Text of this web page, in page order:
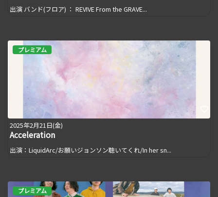
出演 バンド(フロア) ： REVIVE From the GRAVE...
プレミアム
2025年2月21日(金)
Acceleration
出演：LiquidArc/お願いジョンソン聴いてくれ/In her sn...
プレミアム